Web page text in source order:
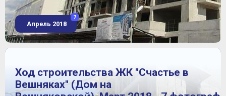
Апрель 2018
7
Ход строительства ЖК "Счастье в
Вешняках" (Дом на